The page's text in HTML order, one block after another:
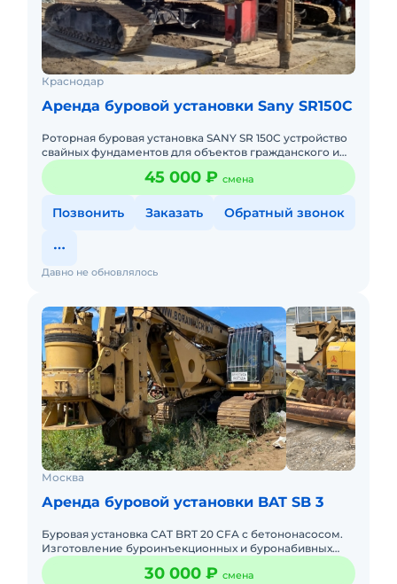
Краснодар
Аренда буровой установки Sany SR150C
Роторная буровая установка SANY SR 150C устройство
свайных фундаментов для объектов гражданского и
промышленного строительства. Глубина бурения: 45 м
Диаметр
45 000 ₽ смена
Позвонить Заказать Обратный звонок
Давно не обновлялось
Москва
Аренда буровой установки BAT SB 3
Буровая установка CAT BRT 20 CFA c бетононасосом.
Изготовление буроинъекционных и буронабивных
бетонных свай. Бур диаметр 400 и 500 мм. Длина бура
11 метров.
30 000 ₽ смена